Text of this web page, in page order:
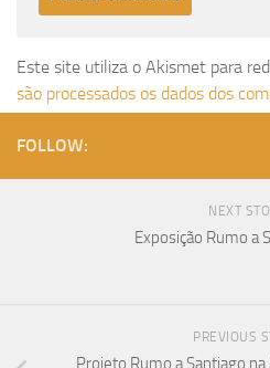
Este site utiliza o Akismet para
são processados os dados dos
FOLLOW:
NEXT
Exposição Rumo a
PREVIOUS